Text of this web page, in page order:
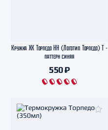
Кружка ХК Торпедо НН (Логотип Торпедо) Т -
паттерн синяя
550 ₽